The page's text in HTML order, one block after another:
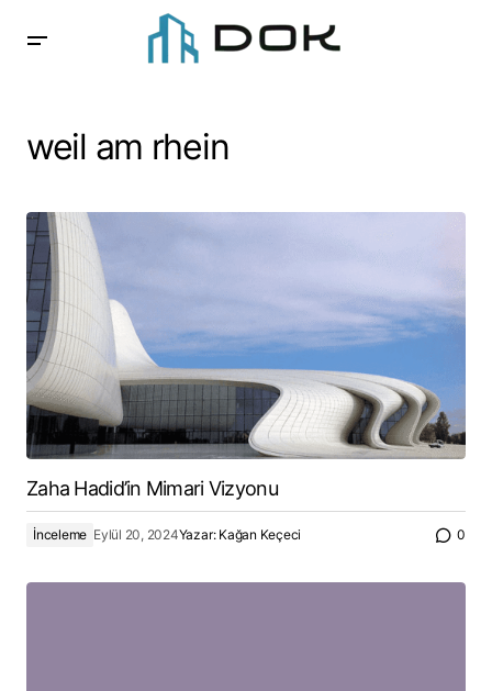
weil am rhein
Zaha Hadid’in Mimari Vizyonu
İnceleme Eylül 20, 2024Yazar: Kağan Keçeci 0